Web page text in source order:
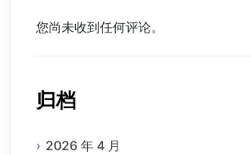
您尚未收到任何评论。
归档
2026 年 4 月